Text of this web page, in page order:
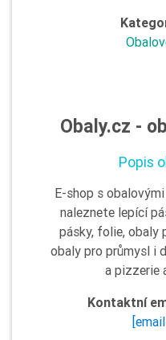
Obaly.cz -
Popis
E-shop s
naleznete lepící
pásky, folie, obaly
obaly pro průmysl i
a pizzerie
Kontaktní